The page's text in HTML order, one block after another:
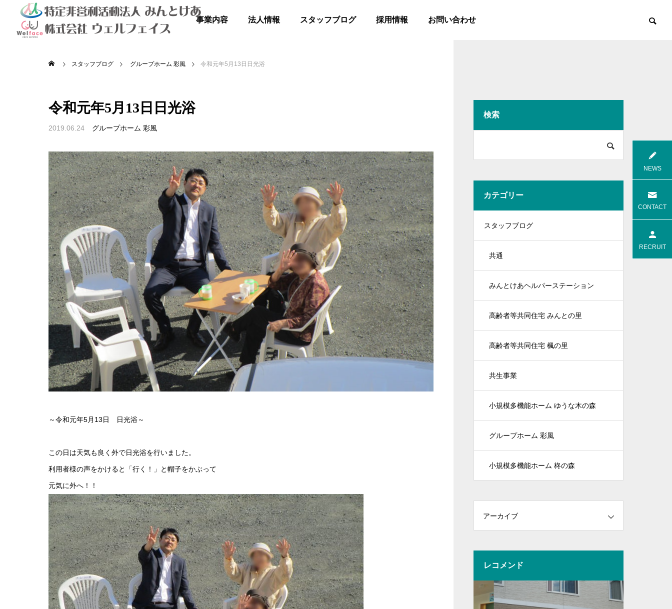
事業内容 法人情報 スタッフブログ 採用情報 お問い合わせ
秋のドライブ
高齢者等共同住宅 みんとの里
青空散髪
高齢者等共同住宅 みんとの里
合同花火
高齢者等共同住宅 みんとの里
8月花火 8月焼肉
高齢者等共
スタッフブログ グループホーム 彩風 令和元年5月13日日光浴
令和元年5月13日日光浴
2019.06.24 グループホーム 彩風
～令和元年5月13日 日光浴～
この日は天気も良く外で日光浴を行いました。
利用者様の声をかけると「行く！」と帽子をかぶって
元気に外へ！！
検索
カテゴリー
スタッフブログ
共通
みんとけあヘルパーステーション
高齢者等共同住宅 みんとの里
高齢者等共同住宅 楓の里
共生事業
小規模多機能ホーム ゆうな木の森
グループホーム 彩風
小規模多機能ホーム 柊の森
アーカイブ
レコメンド
NEWS
CONTACT
RECRUIT